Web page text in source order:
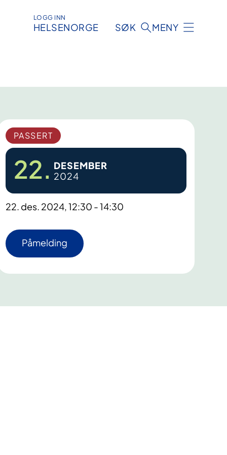
LOGG INN
HELSENORGE SØK MENY
PASSERT
22. DESEMBER
2024
22. des. 2024, 12:30 - 14:30
Påmelding